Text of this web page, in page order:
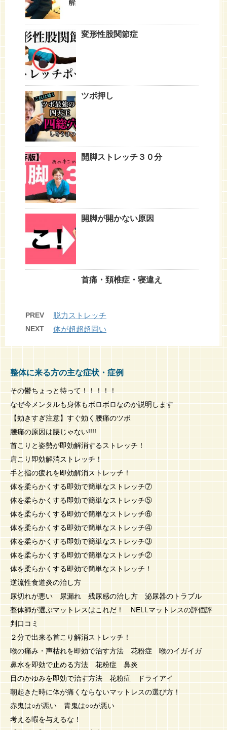
変形性股関節症
ツボ押し
開脚ストレッチ３０分
開脚が開かない原因
首痛・頚椎症・寝違え
PREV 脱力ストレッチ
NEXT 体が超超超固い
整体に来る方の主な症状・症例
その鬱ちょっと待って！！！！！
なぜ今メンタルも身体もボロボロなのか説明します
【効きすぎ注意】すぐ効く腰痛のツボ
腰痛の原因は腰じゃない!!!!
首こりと姿勢が即効解消するストレッチ！
肩こり即効解消ストレッチ！
手と指の疲れを即効解消ストレッチ！
体を柔らかくする即効で簡単なストレッチ⑦
体を柔らかくする即効で簡単なストレッチ⑤
体を柔らかくする即効で簡単なストレッチ⑥
体を柔らかくする即効で簡単なストレッチ④
体を柔らかくする即効で簡単なストレッチ③
体を柔らかくする即効で簡単なストレッチ②
体を柔らかくする即効で簡単なストレッチ！
逆流性食道炎の治し方
尿切れが悪い 尿漏れ 残尿感の治し方 泌尿器のトラブル
整体師が選ぶマットレスはこれだ！ NELLマットレスの評価評
判口コミ
２分で出来る首こり解消ストレッチ！
喉の痛み・声枯れを即効で治す方法 花粉症 喉のイガイガ
鼻水を即効で止める方法 花粉症 鼻炎
目のかゆみを即効で治す方法 花粉症 ドライアイ
朝起きた時に体が痛くならないマットレスの選び方！
赤鬼は○が悪い 青鬼は○○が悪い
考える暇を与えるな！